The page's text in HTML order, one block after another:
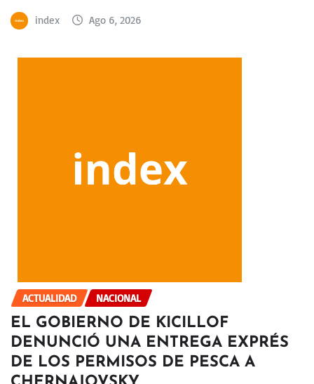
index Ago 6, 2026
ACTUALIDAD NACIONAL
EL GOBIERNO DE KICILLOF
DENUNCIÓ UNA ENTREGA EXPRÉS
DE LOS PERMISOS DE PESCA A